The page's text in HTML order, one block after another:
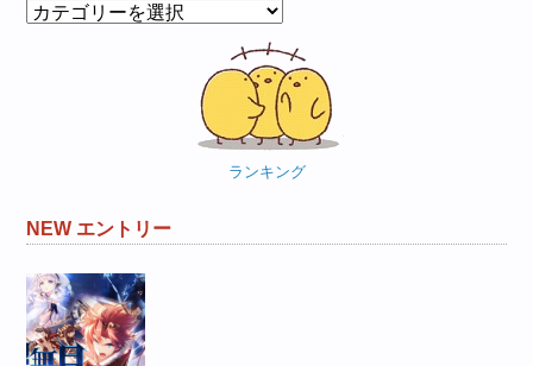
カ
ランキング
NEW エントリー